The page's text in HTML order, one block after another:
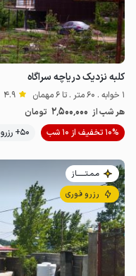
کلبه نزدیک دریاچه سراگاه
1 خوابه . 60 متر . تا 6 مهمان 4.9
هر شب از 2٬500٬000 تومان
10% تخفیف از 10 شب
50+ رزرو موفق
مـمـتــــــاز
رزرو فوری